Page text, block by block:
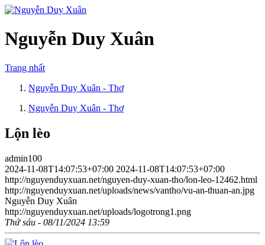
Nguyễn Duy Xuân
Trang nhất
Nguyễn Duy Xuân - Thơ
Nguyễn Duy Xuân - Thơ
Lộn lèo
admin100
2024-11-08T14:07:53+07:00 2024-11-08T14:07:53+07:00
http://nguyenduyxuan.net/nguyen-duy-xuan-tho/lon-leo-12462.html
http://nguyenduyxuan.net/uploads/news/vantho/vu-an-thuan-an.jpg
Nguyễn Duy Xuân
http://nguyenduyxuan.net/uploads/logotrong1.png
Thứ sáu - 08/11/2024 13:59